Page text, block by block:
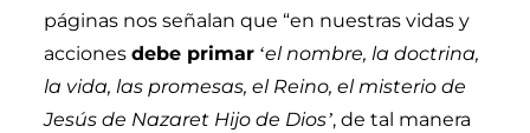
páginas nos señalan que “en nuestras vidas y
accionesdebe primar ‘el nombre, la doctrina,
la vida, las promesas, el Reino, el misterio de
Jesús de Nazaret Hijo de Diosʼ, de tal manera